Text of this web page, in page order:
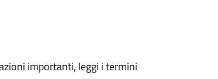
importanti, leggi i termini